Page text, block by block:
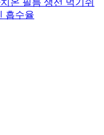
온 필름 생선 먹기쉬
흡수율